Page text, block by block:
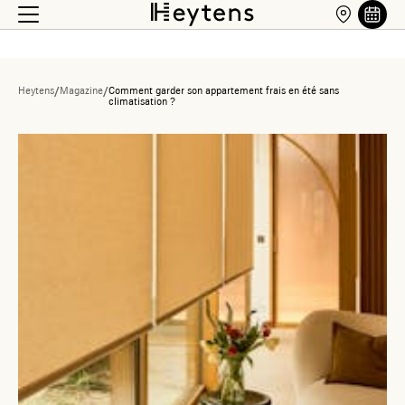
Heytens/Magazine/Comment garder son appartement frais en été sans
climatisation ?